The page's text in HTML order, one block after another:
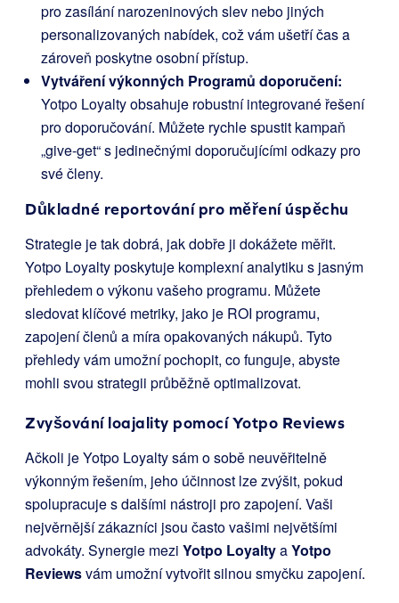
pro zasílání narozeninových slev nebo jiných
personalizovaných nabídek, což vám ušetří čas a
zároveň poskytne osobní přístup.
Vytváření výkonných Programů doporučení:
Yotpo Loyalty obsahuje robustní integrované řešení
pro doporučování. Můžete rychle spustit kampaň
„give-get“ s jedinečnými doporučujícími odkazy pro
své členy.
Důkladné reportování pro měření úspěchu
Strategie je tak dobrá, jak dobře ji dokážete měřit.
Yotpo Loyalty poskytuje komplexní analytiku s jasným
přehledem o výkonu vašeho programu. Můžete
sledovat klíčové metriky, jako je ROI programu,
zapojení členů a míra opakovaných nákupů. Tyto
přehledy vám umožní pochopit, co funguje, abyste
mohli svou strategii průběžně optimalizovat.
Zvyšování loajality pomocíYotpo Reviews
Ačkoli je Yotpo Loyalty sám o sobě neuvěřitelně
výkonným řešením, jeho účinnost lze zvýšit, pokud
spolupracuje s dalšími nástroji pro zapojení. Vaši
nejvěrnější zákazníci jsou často vašimi největšími
advokáty. Synergie mezi Yotpo LoyaltyaYotpo
Reviewsvám umožní vytvořit silnou smyčku zapojení.